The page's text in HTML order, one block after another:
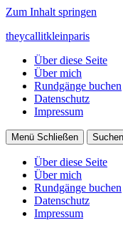
Zum Inhalt springen
theycallitkleinparis
Über diese Seite
Über mich
Rundgänge buchen
Datenschutz
Impressum
Menü Schließen Suchen
Über diese Seite
Über mich
Rundgänge buchen
Datenschutz
Impressum